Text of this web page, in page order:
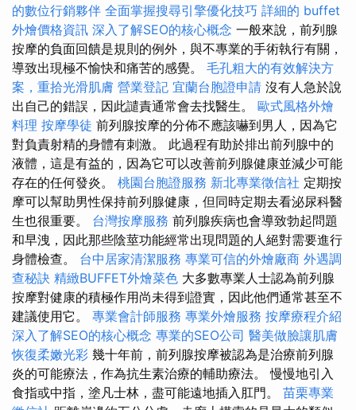
的數位行銷夥伴 全面掌握搜尋引擎優化技巧 詳細的 buffet
外燴價格資訊 深入了解SEO的核心概念 一般來說，前列腺
按摩的負面回饋是規則的例外，與不專業的手術執行有關，
導致出現極不愉快和痛苦的感覺。 毛孔粗大的有效解決方
案，重拾光滑肌膚 營業登記 宜蘭台胞證申請 沒有人急於說
出自己的錯誤，因此譴責通常會去找醫生。 歐式風格外燴
料理 按摩學徒 前列腺按摩的分佈不應該嚇到男人，因為它
對負責射精的身體有刺激。 此過程有助於排出前列腺中的
液體，這是有益的，因為它可以改善前列腺健康並減少可能
存在的任何發炎。 桃園台胞證服務 新北專業徵信社 定期按
摩可以幫助男性保持前列腺健康，但同時定期去看泌尿科醫
生也很重要。 台灣按摩服務 前列腺疾病也會導致勃起問題
和早洩，因此那些陰莖功能經常出現問題的人絕對需要進行
身體檢查。 台中居家清潔服務 專業可信的外燴廠商 外遇調
查秘訣 精緻BUFFET外燴菜色 大多數專業人士認為前列腺
按摩對健康的積極作用尚未得到證實，因此他們通常甚至不
建議使用它。 專業會計師服務 專業外燴服務 按摩療程介紹
深入了解SEO的核心概念 專業的SEO公司 醫美做臉讓肌膚
恢復柔嫩光彩 幾十年前，前列腺按摩被認為是治療前列腺
炎的可能療法，作為抗生素治療的輔助療法。 慢慢地引入
食指或中指，塗凡士林，盡可能遠地插入肛門。 苗栗專業